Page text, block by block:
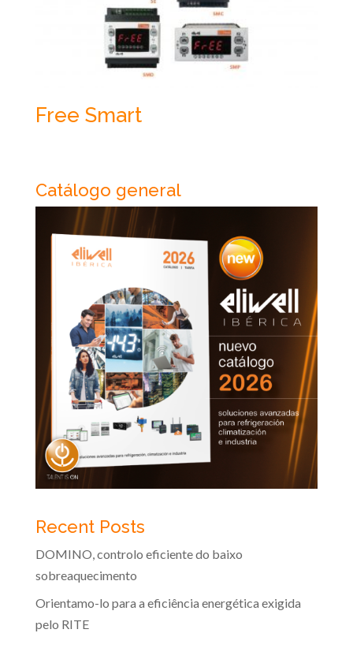
Free Smart
Catálogo general
Recent Posts
DOMINO, controlo eficiente do baixo
sobreaquecimento
Orientamo-lo para a eficiência energética exigida
pelo RITE